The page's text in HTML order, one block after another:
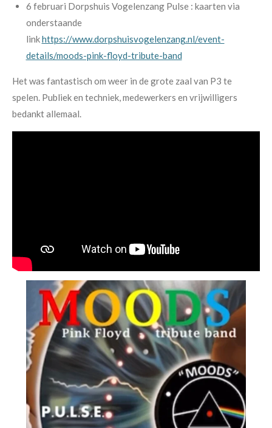
6 februari Dorpshuis Vogelenzang Pulse : kaarten via
onderstaande
linkhttps://www.dorpshuisvogelenzang.nl/event-
details/moods-pink-floyd-tribute-band
Het was fantastisch om weer in de grote zaal van P3 te
spelen. Publiek en techniek, medewerkers en vrijwilligers
bedankt allemaal.